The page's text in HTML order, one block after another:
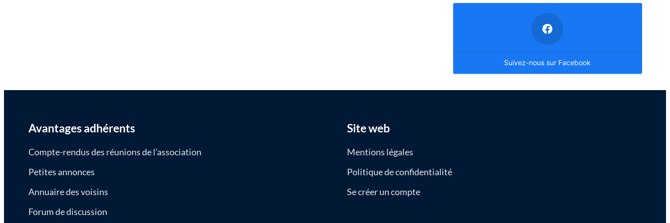
Suivez-nous sur Facebook
Avantages adhérents
Compte-rendus des réunions de l’association
Petites annonces
Annuaire des voisins
Forum de discussion
Site web
Mentions légales
Politique de confidentialité
Se créer un compte